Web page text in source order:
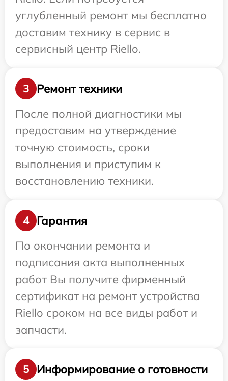
углубленный ремонт мы бесплатно
доставим технику в сервис в
сервисный центр Riello.
3
Ремонт техники
После полной диагностики мы
предоставим на утверждение
точную стоимость, сроки
выполнения и приступим к
восстановлению техники.
4
Гарантия
По окончании ремонта и
подписания акта выполненных
работ Вы получите фирменный
сертификат на ремонт устройства
Riello сроком на все виды работ и
запчасти.
5
Информирование о готовности